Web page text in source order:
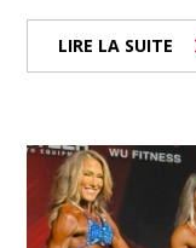
LIRE LA SUITE